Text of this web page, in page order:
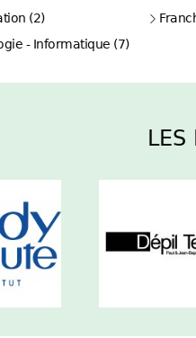
(2)
- Informatique (7)
LES